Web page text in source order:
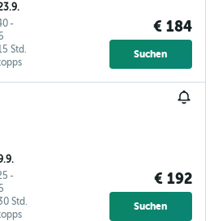
-
Std.
€ 184
Suchen
-
Std.
€ 192
Suchen